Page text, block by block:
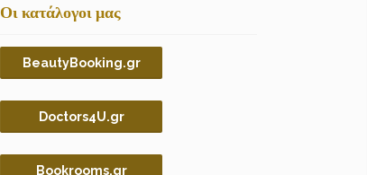
Οι κατάλογοι μας
BeautyBooking.gr
Doctors4U.gr
Bookrooms.gr